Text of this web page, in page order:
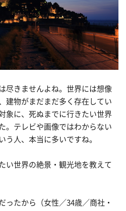
尽きませんよね。世界には想像
建物がまだまだ多く存在してい
象に、死ぬまでに行きたい世界
。テレビや画像ではわからない
う人、本当に多いですね。
い世界の絶景・観光地を教えて
ったから（女性／34歳／商社・